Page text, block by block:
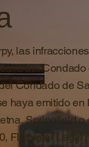
las
del
Condado de
haya emitido en
Springfield o
Flatwater Legal